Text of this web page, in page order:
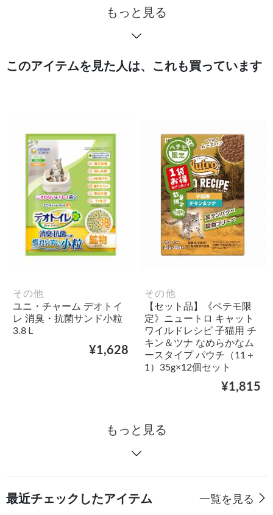
もっと見る
このアイテムを見た人は、これも買っています
その他
ユニ・チャーム デオトイ
レ 消臭・抗菌サンド小粒
3.8Ｌ
¥1,628
その他
【セット品】《ペテモ限
定》ニュートロ キャット
ワイルドレシピ 子猫用 チ
キン＆ツナ なめらかなム
ースタイプ パウチ（11＋
1）35g×12個セット
¥1,815
もっと見る
最近チェックしたアイテム 一覧を見る